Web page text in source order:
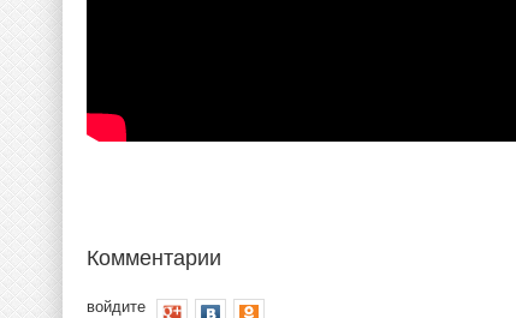
Комментарии
войдите